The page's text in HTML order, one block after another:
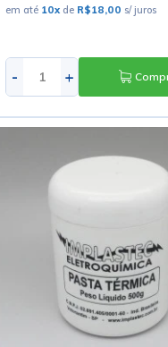
em até 10xde R$18,00 s/ juros
- +